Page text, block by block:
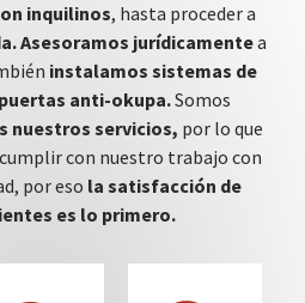
inquilinos, hasta proceder a
Asesoramos jurídicamentea
instalamos sistemas de
anti-okupa.Somos
nuestros servicios, por lo que
con nuestro trabajo con
por eso la satisfacción de
es lo primero.